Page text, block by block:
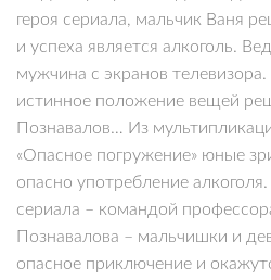
героя сериала, мальчик Ваня
и успеха является алкоголь.
мужчина с экранов телевизора.
истинное положение вещей
Познавалов… Из
«Опасное погружение» юные
опасно употребление
сериала – командой
Познавалова – мальчишки и
опасное приключение и